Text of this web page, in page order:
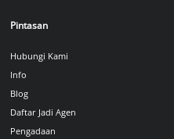
Pintasan
Hubungi Kami
Info
Blog
Daftar Jadi Agen
Pengadaan